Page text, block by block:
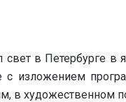
в Петербурге в
изложением
в